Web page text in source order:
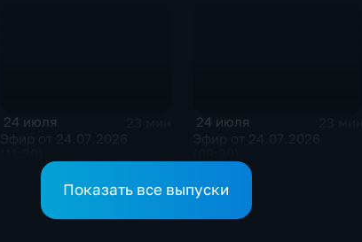
24 июля 24 июля
Показать все выпуски